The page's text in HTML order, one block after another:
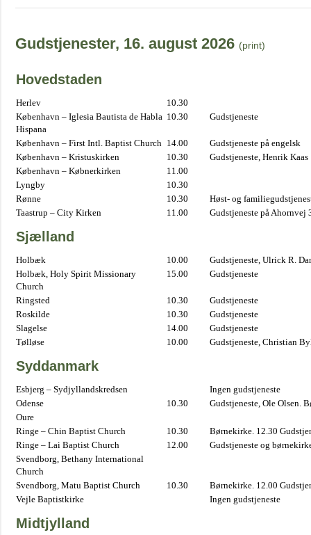
Gudstjenester, 16. august 2026 (print)
Hovedstaden
Herlev
10.30
København – Iglesia Bautista de Habla
Hispana
10.30 Gudstjeneste
København – First Intl. Baptist Church 14.00
Gudstjeneste på engelsk
København – Kristuskirken
10.30
Gudstjeneste, Henrik Kaas
København – Købnerkirken
11.00
Lyngby
10.30
Rønne
10.30
Høst- og
Taastrup – City Kirken
11.00 Gudstjeneste på Ahornvej
Sjælland
Holbæk 10.00
Gudstjeneste, Ulrick R.
Holbæk, Holy Spirit Missionary
Church
15.00 Gudstjeneste
Ringsted 10.30
Gudstjeneste
Roskilde
10.30
Gudstjeneste
Slagelse
14.00
Gudstjeneste
Tølløse
10.00 Gudstjeneste, Christian
Syddanmark
Esbjerg – Sydjyllandskredsen
Ingen gudstjeneste
Odense
10.30
Gudstjeneste, Ole Olsen.
Oure
Ringe – Chin Baptist Church
10.30
Børnekirke. 12.30
Ringe – Lai Baptist Church
12.00
Gudstjeneste og
Svendborg, Bethany International
Church
Svendborg, Matu Baptist Church
10.30
Børnekirke. 12.00
Vejle Baptistkirke
Ingen gudstjeneste
Midtjylland